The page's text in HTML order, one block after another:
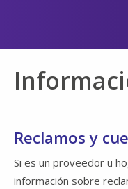
Básicos del
Profesionales
Familiares y
Reclamos y
Si es un proveedor u
información sobre